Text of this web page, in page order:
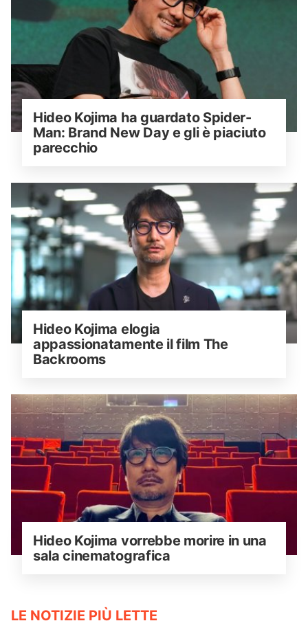
Hideo Kojima ha guardato Spider-
Man: Brand New Day e gli è piaciuto
parecchio
Hideo Kojima elogia
appassionatamente il film The
Backrooms
Hideo Kojima vorrebbe morire in una
sala cinematografica
LE NOTIZIE PIÙ LETTE